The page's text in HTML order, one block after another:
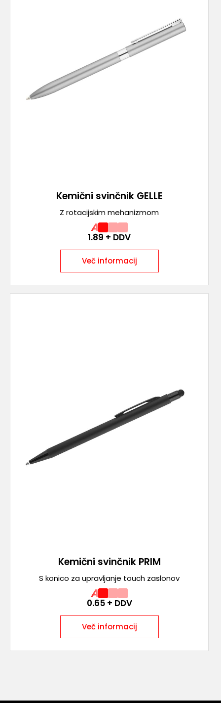
Kemični svinčnik GELLE
Z rotacijskim mehanizmom
A
1.89 + DDV
Več informacij
Kemični svinčnik PRIM
S konico za upravljanje touch zaslonov
A
0.65+ DDV
Več informacij